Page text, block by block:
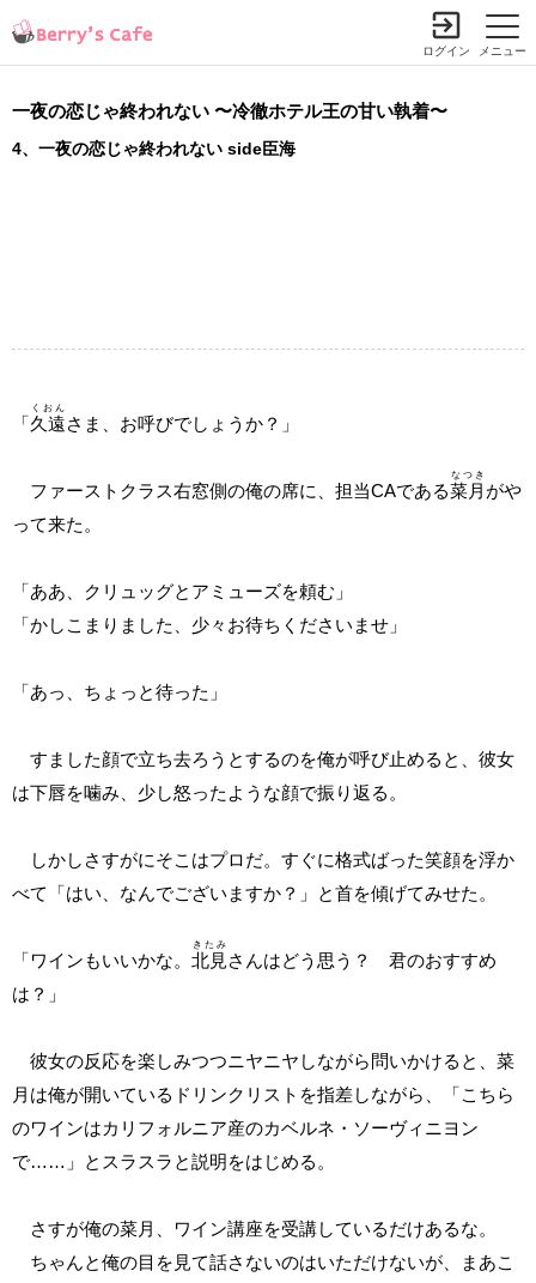
メニュー
ログイン
一夜の恋じゃ終われない 〜冷徹ホテル王の甘い執着〜
4、一夜の恋じゃ終われない side臣海
「久遠
くおん
さま、お呼びでしょうか？」
ファーストクラス右窓側の俺の席に、担当CAである菜月
なつき
がや
って来た。
「ああ、クリュッグとアミューズを頼む」
「かしこまりました、少々お待ちくださいませ」
「あっ、ちょっと待った」
すました顔で立ち去ろうとするのを俺が呼び止めると、彼女
は下唇を噛み、少し怒ったような顔で振り返る。
しかしさすがにそこはプロだ。すぐに格式ばった笑顔を浮か
べて「はい、なんでございますか？」と首を傾げてみせた。
「ワインもいいかな。 北見
きたみ
さんはどう思う？ 君のおすすめ
は？」
彼女の反応を楽しみつつニヤニヤしながら問いかけると、菜
月は俺が開いているドリンクリストを指差しながら、「こちら
のワインはカリフォルニア産のカベルネ・ソーヴィニヨン
で……」とスラスラと説明をはじめる。
さすが俺の菜月、ワイン講座を受講しているだけあるな。
ちゃんと俺の目を見て話さないのはいただけないが、まあこ